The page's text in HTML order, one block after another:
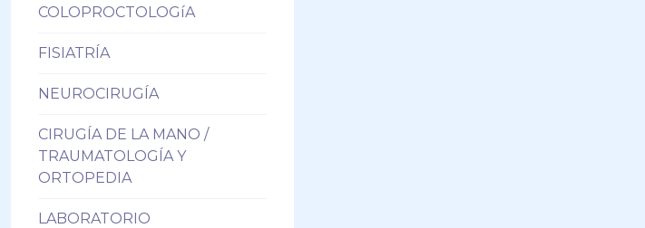
COLOPROCTOLOGíA
FISIATRÍA
NEUROCIRUGÍA
CIRUGÍA DE LA MANO /
TRAUMATOLOGÍA Y
ORTOPEDIA
LABORATORIO